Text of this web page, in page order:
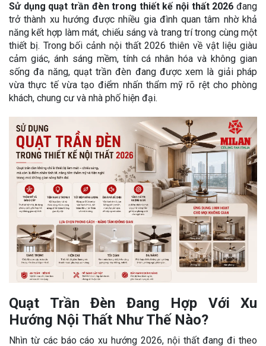
Sử dụng quạt trần đèn trong thiết kế nội thất 2026 đang
trở thành xu hướng được nhiều gia đình quan tâm nhờ khả
năng kết hợp làm mát, chiếu sáng và trang trí trong cùng một
thiết bị. Trong bối cảnh nội thất 2026 thiên về vật liệu giàu
cảm giác, ánh sáng mềm, tính cá nhân hóa và không gian
sống đa năng, quạt trần đèn đang được xem là giải pháp
vừa thực tế vừa tạo điểm nhấn thẩm mỹ rõ rệt cho phòng
khách, chung cư và nhà phố hiện đại.
Quạt Trần Đèn Đang Hợp Với Xu
Hướng Nội Thất Như Thế Nào?
Nhìn từ các báo cáo xu hướng 2026, nội thất đang đi theo